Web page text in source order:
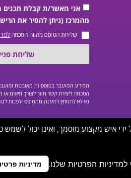
אני מאשר/ת קבלת תכנים
מהמרכז (ניתן להסיר את
שליחת הטופס מהווה הסכמה
שליחת
המידע המועבר בטופס זה מאובטח
הסכמה ליצירת קשר חוזר לצורך תיאום
נא לא להמתין למענה מהטופס ולפנות
ידי איש מקצוע מוסמך, ואינו יכול לשמש
מדיניות